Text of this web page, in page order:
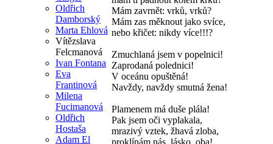
Oldřich
Damborský
Marta Ehlová
Vítězslava
Felcmanová
Ivan Fontana
Eva
Frantinová
Milena
Fucimanová
Oldřich
Hostaša
Adam El
Mám zavrnět: vrků, vrků?
Mám zas měknout jako svíce,
nebo křičet: nikdy více!!!?
Zmuchlaná jsem v popelnici!
Zaprodaná polednici!
V oceánu opuštěná!
Navždy, navždy smutná žena!
Plamenem má duše plála!
Pak jsem oči vyplakala,
mrazivý vztek, žhavá zloba,